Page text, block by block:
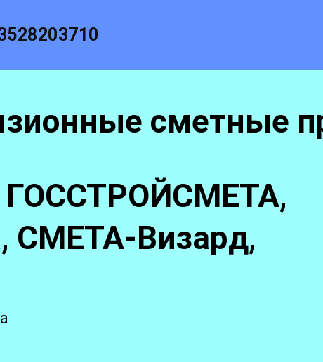
сметные
СМЕТА-Визард,